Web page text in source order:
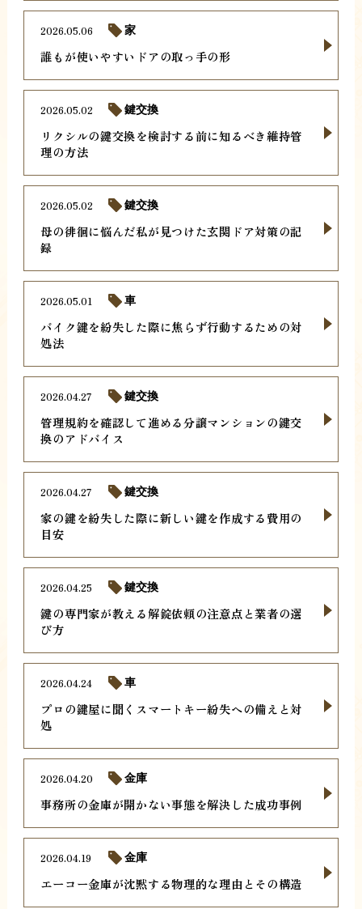
誰もが使いやすいドアの取っ手の形
2026.05.06 家
リクシルの鍵交換を検討する前に知るべき維持管
理の方法
2026.05.02 鍵交換
母の徘徊に悩んだ私が見つけた玄関ドア対策の記
録
2026.05.02 鍵交換
バイク鍵を紛失した際に焦らず行動するための対
処法
2026.05.01 車
管理規約を確認して進める分譲マンションの鍵交
換のアドバイス
2026.04.27 鍵交換
家の鍵を紛失した際に新しい鍵を作成する費用の
目安
2026.04.27 鍵交換
鍵の専門家が教える解錠依頼の注意点と業者の選
び方
2026.04.25 鍵交換
プロの鍵屋に聞くスマートキー紛失への備えと対
処
2026.04.24 車
事務所の金庫が開かない事態を解決した成功事例
2026.04.20 金庫
エーコー金庫が沈黙する物理的な理由とその構造
2026.04.19 金庫